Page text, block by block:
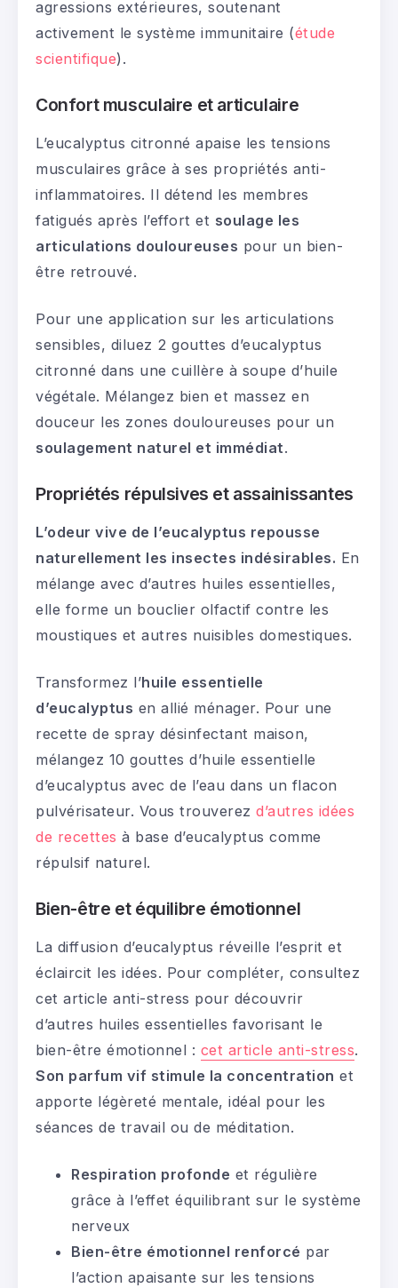
agressions extérieures, soutenant
activement le système immunitaire (étude
scientifique).
Confort musculaire et articulaire
L’eucalyptus citronné apaise les tensions
musculaires grâce à ses propriétés anti-
inflammatoires. Il détend les membres
fatigués après l’effort et soulage les
articulations douloureuses pour un bien-
être retrouvé.
Pour une application sur les articulations
sensibles, diluez 2 gouttes d’eucalyptus
citronné dans une cuillère à soupe d’huile
végétale. Mélangez bien et massez en
douceur les zones douloureuses pour un
soulagement naturel et immédiat.
Propriétés répulsives et assainissantes
L’odeur vive de l’eucalyptus repousse
naturellement les insectes indésirables. En
mélange avec d’autres huiles essentielles,
elle forme un bouclier olfactif contre les
moustiques et autres nuisibles domestiques.
Transformez l’huile essentielle
d’eucalyptus en allié ménager. Pour une
recette de spray désinfectant maison,
mélangez 10 gouttes d’huile essentielle
d’eucalyptus avec de l’eau dans un flacon
pulvérisateur. Vous trouverez d’autres idées
de recettes à base d’eucalyptus comme
répulsif naturel.
Bien-être et équilibre émotionnel
La diffusion d’eucalyptus réveille l’esprit et
éclaircit les idées. Pour compléter, consultez
cet article anti-stress pour découvrir
d’autres huiles essentielles favorisant le
bien-être émotionnel : cet article anti-stress.
Son parfum vif stimule la concentration et
apporte légèreté mentale, idéal pour les
séances de travail ou de méditation.
Respiration profonde et régulière
grâce à l’effet équilibrant sur le système
nerveux
Bien-être émotionnel renforcé par
l’action apaisante sur les tensions